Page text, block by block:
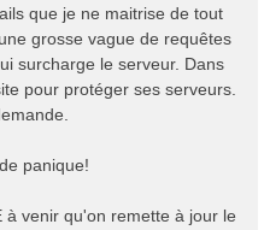
que je ne maitrise de tout
grosse vague de requêtes
surcharge le serveur. Dans
pour protéger ses serveurs.
panique!
à venir qu'on remette à jour le